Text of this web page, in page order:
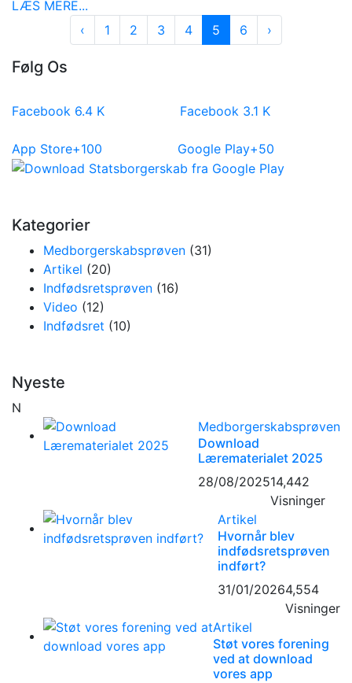
LÆS MERE...
‹
1 2 3 4 5 6 ›
Følg Os
Facebook 6.4 K Facebook 3.1 K
App Store+100 Google Play+50
Kategorier
Medborgerskabsprøven (31)
Artikel (20)
Indfødsretsprøven (16)
Video (12)
Indfødsret (10)
Nyeste
N
Medborgerskabsprøven
Download
Lærematerialet 2025
28/08/202514,442
Visninger
Artikel
Hvornår blev
indfødsretsprøven
indført?
31/01/20264,554
Visninger
Artikel
Støt vores forening
ved at download
vores app